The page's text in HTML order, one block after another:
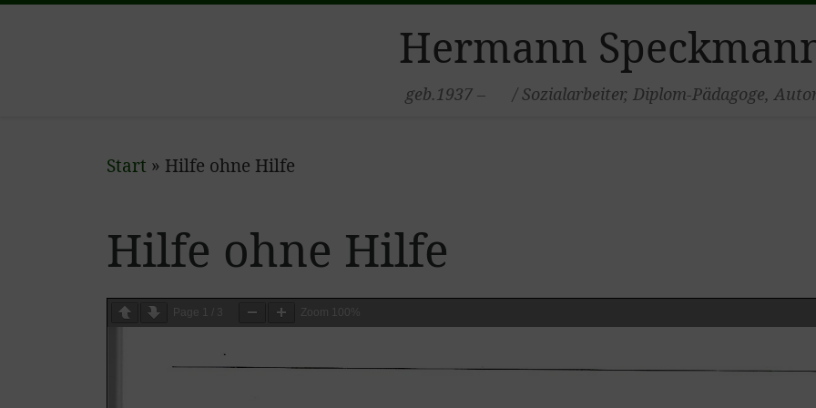
Hermann
geb.1937 – / Sozialarbeiter, Diplom-Pädagoge,
Start » Hilfe ohne Hilfe
Hilfe ohne Hilfe
Page 1 3 Zoom 100%